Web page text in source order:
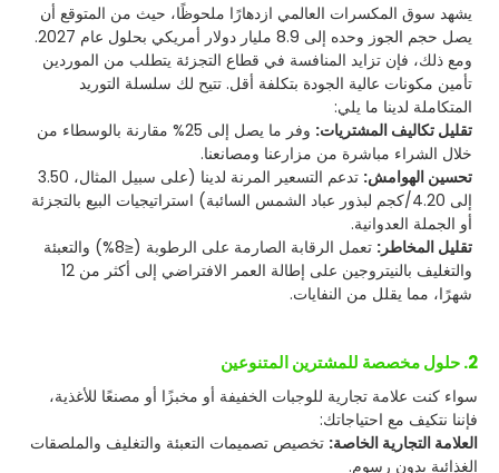
يشهد سوق المكسرات العالمي ازدهارًا ملحوظًا، حيث من المتوقع أن
يصل حجم الجوز وحده إلى 8.9 مليار دولار أمريكي بحلول عام 2027.
ومع ذلك، فإن تزايد المنافسة في قطاع التجزئة يتطلب من الموردين
تأمين مكونات عالية الجودة بتكلفة أقل. تتيح لك سلسلة التوريد
المتكاملة لدينا ما يلي:
تقليل تكاليف المشتريات:
وفر ما يصل إلى 25% مقارنة بالوسطاء من
خلال الشراء مباشرة من مزارعنا ومصانعنا.
تحسين الهوامش:
تدعم التسعير المرنة لدينا (على سبيل المثال، 3.50
إلى 4.20/كجم لبذور عباد الشمس السائبة) استراتيجيات البيع بالتجزئة
أو الجملة العدوانية.
تقليل المخاطر:
تعمل الرقابة الصارمة على الرطوبة (≤8%) والتعبئة
والتغليف بالنيتروجين على إطالة العمر الافتراضي إلى أكثر من 12
شهرًا، مما يقلل من النفايات.
2. حلول مخصصة للمشترين المتنوعين
سواء كنت علامة تجارية للوجبات الخفيفة أو مخبزًا أو مصنعًا للأغذية،
فإننا نتكيف مع احتياجاتك:
العلامة التجارية الخاصة: تخصيص تصميمات التعبئة والتغليف والملصقات
الغذائية بدون رسوم.